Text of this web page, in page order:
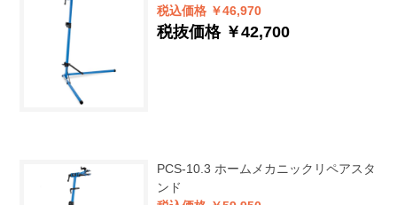
税込価格 ￥46,970
税抜価格 ￥42,700
PCS-10.3 ホームメカニックリペアスタ
ンド